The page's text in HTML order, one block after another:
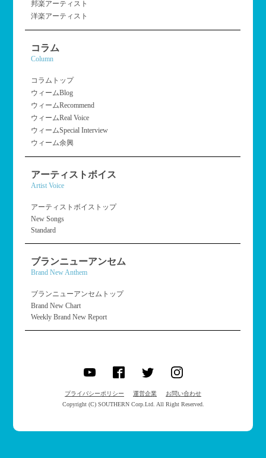
邦楽アーティスト
洋楽アーティスト
コラム
Column
コラムトップ
ウィームBlog
ウィームRecommend
ウィームReal Voice
ウィームSpecial Interview
ウィーム余興
アーティストボイス
Artist Voice
アーティストボイストップ
New Songs
Standard
ブランニューアンセム
Brand New Anthem
ブランニューアンセムトップ
Brand New Chart
Weekly Brand New Report
プライバシーポリシー 運営企業
お問い合わせ
Copyright (C) SOUTHERN Corp.Ltd. All Right Reserved.